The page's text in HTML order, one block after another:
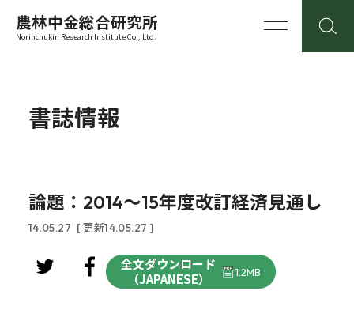
農林中金総合研究所
Norinchukin Research Institute Co., Ltd.
書誌情報
論題：2014～15年度改訂経済見通し
14.05.27 [ 更新14.05.27 ]
全文ダウンロード
（JAPANESE）
1.2MB